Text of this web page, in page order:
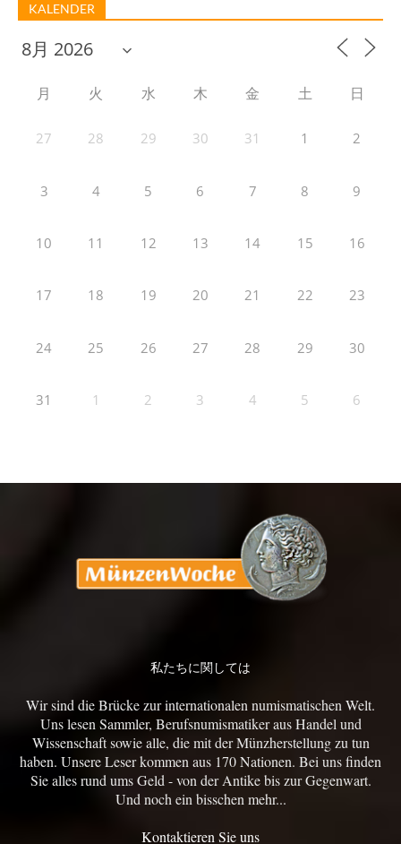
KALENDER
月 火 水 木 金 土 日
27 28 29 30 31 1 2
3 4 5 6 7 8 9
10 11 12 13 14 15 16
17 18 19 20 21 22 23
24 25 26 27 28 29 30
31 1 2 3 4 5 6
私たちに関しては
Wir sind die Brücke zur internationalen numismatischen Welt.
Uns lesen Sammler, Berufsnumismatiker aus Handel und
Wissenschaft sowie alle, die mit der Münzherstellung zu tun
haben. Unsere Leser kommen aus 170 Nationen. Bei uns finden
Sie alles rund ums Geld - von der Antike bis zur Gegenwart.
Und noch ein bisschen mehr...
Kontaktieren Sie uns